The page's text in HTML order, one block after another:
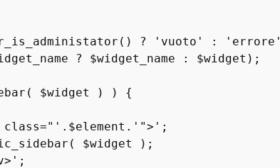
() ? 'vuoto' : 'errore'
? $widget_name : $widget );
( $widget ) ) {
. $element . '">' ;
( $widget
);
;